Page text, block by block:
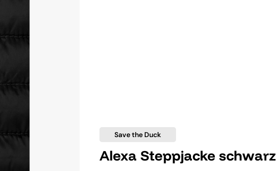
Save the Duck
Alexa Steppjacke schwarz